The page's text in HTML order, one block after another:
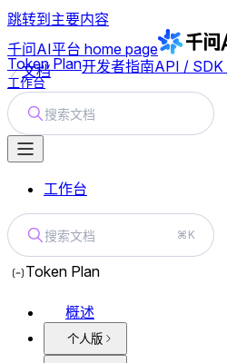
跳转到主要内容
千问AI平台 home page
文档
Token Plan开发者指南API / SDK
工作台
搜索文档
工作台
搜索文档 ⌘K
Token Plan
概述
个人版